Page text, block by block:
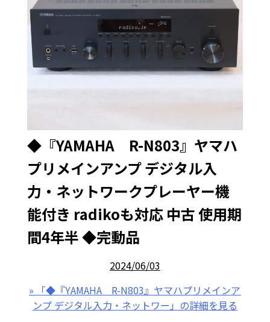
◆『YAMAHA R-N803』ヤマハ
プリメインアンプ デジタル入
力・ネットワークプレーヤー機
能付き radikoも対応 中古 使用期
間4年半 ◆完動品
2024/06/03
» 「◆『YAMAHA R-N803』ヤマハプリメインア
ンプ デジタル入力・ネットワー」の詳細を見る